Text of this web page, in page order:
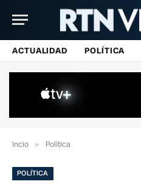
ACTUALIDAD POLÍTICA
Incio » Política
POLÍTICA